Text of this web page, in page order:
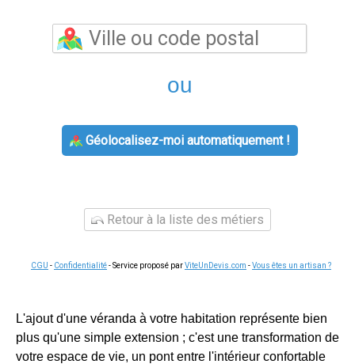
ou
Géolocalisez-moi automatiquement !
Retour à la liste des métiers
CGU - Confidentialité- Service proposé parViteUnDevis.com -Vous êtes un artisan ?
L'ajout d'une véranda à votre habitation représente bien
plus qu'une simple extension ; c'est une transformation de
votre espace de vie, un pont entre l'intérieur confortable